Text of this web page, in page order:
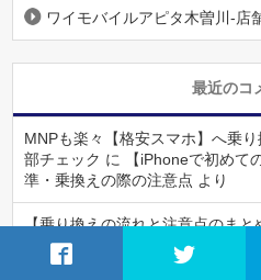
ワイモバイルアピタ木曽川-店
最近のコ
MNPも楽々【格安スマホ】へ乗
部チェック に
【iPhoneで初めて
準・乗換えの際の注意点 より
【乗り換えの流れと注意点のま
得に格安スマホへ！
に【iPhone
選ぶ基準・乗換えの際の注意点